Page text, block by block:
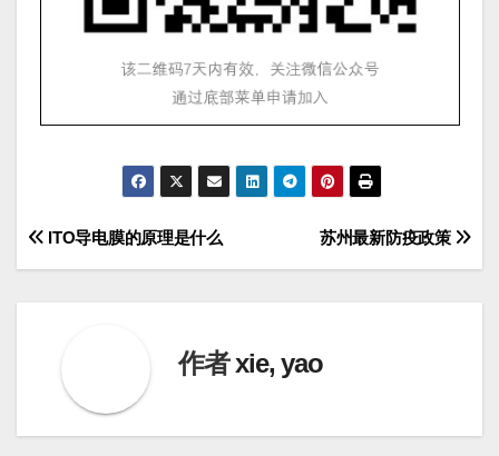
文
苏州最新防疫政策
ITO导电膜的原理是什么
作者xie, yao